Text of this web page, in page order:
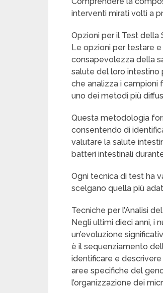
interventi mirati volti a
Opzioni per il Test della
Le opzioni per testare
consapevolezza della
salute del loro intestino
che analizza i
uno dei metodi più
Questa metodologia
consentendo di
valutare la salute
batteri intestinali
Ogni tecnica di test ha
scelgano quella più
Tecniche per l’Analisi
Negli ultimi dieci anni, i
un’evoluzione
è il sequenziamento
identificare e
aree specifiche del
l’organizzazione dei